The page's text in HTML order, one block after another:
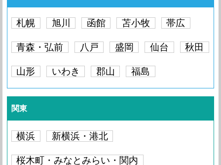
札幌 旭川 函館 苫小牧 帯広
青森・弘前 八戸 盛岡 仙台 秋田
山形 いわき 郡山 福島
関東
横浜 新横浜・港北
桜木町・みなとみらい・関内